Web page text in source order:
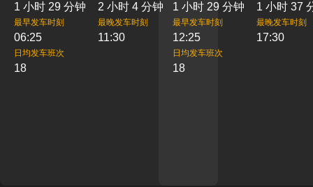
1 小时 29 分钟 2 小时 4 分钟
最早发车时刻
06:25
最晚发车时刻
11:30
日均发车班次
18
1 小时 29 分钟 1 小时 37
最早发车时刻
12:25
最晚发车时刻
17:30
日均发车班次
18